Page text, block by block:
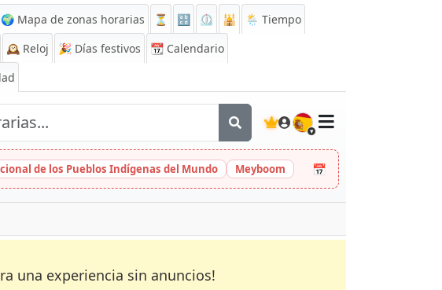
🌍 Mapa de zonas horarias ⏳ 🔡 ⏲️ 🕌
🌦️ Tiempo
🕰️ Reloj 🎉 Días festivos 📆 Calendario
🇪🇸
de los Pueblos Indígenas del Mundo Meyboom 📅
una experiencia sin anuncios!